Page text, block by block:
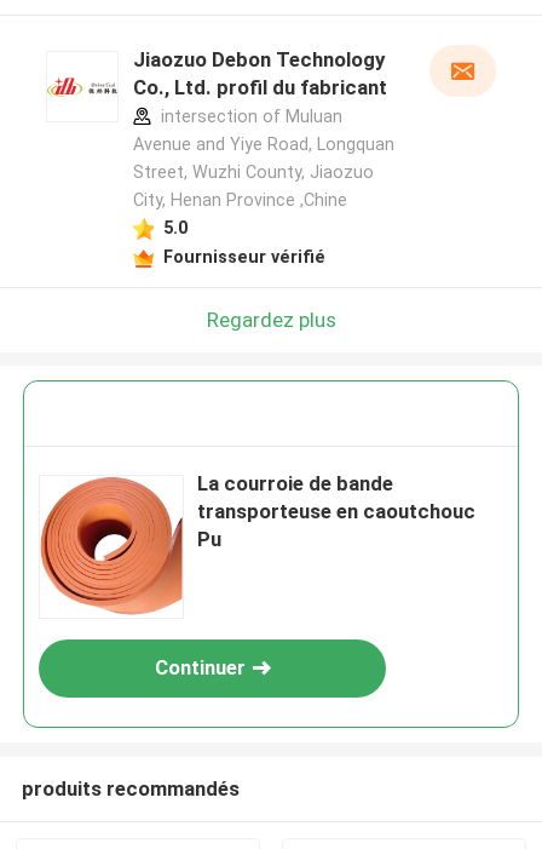
Jiaozuo Debon Technology
Co., Ltd. profil du fabricant
intersection of Muluan
Avenue and Yiye Road, Longquan
Street, Wuzhi County, Jiaozuo
City, Henan Province ,Chine
5.0
Fournisseur vérifié
Regardez plus
La courroie de bande
transporteuse en caoutchouc
Pu
Continuer
produits recommandés